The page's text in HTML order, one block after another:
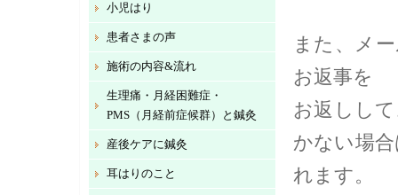
また、メ
お返事を
お返しし
かない場
れます。
小児はり
患者さまの声
施術の内容&流れ
生理痛・月経困難症・
PMS（月経前症候群）と鍼灸
産後ケアに鍼灸
耳はりのこと